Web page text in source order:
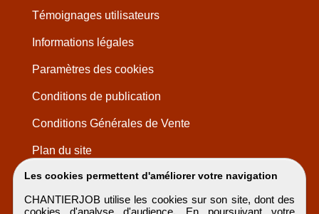
Les cookies permettent d'améliorer votre navigation
CHANTIERJOB utilise les cookies sur son site, dont des
cookies d'analyse d'audience. En poursuivant votre
Témoignages utilisateurs
Informations légales
Paramètres des cookies
Conditions de publication
Conditions Générales de Vente
Plan du site